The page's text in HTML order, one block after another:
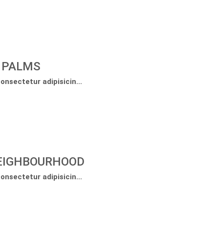
adipisicin...
adipisicin...